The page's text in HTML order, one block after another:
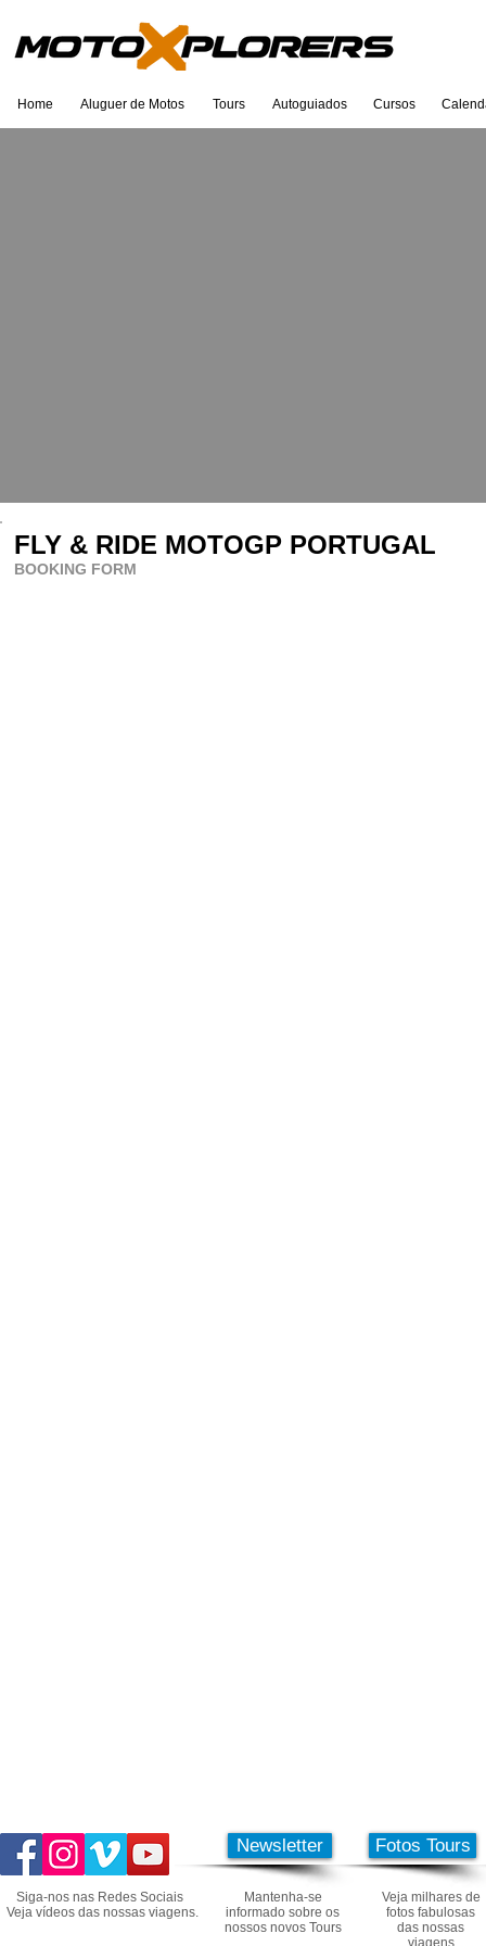
Home Aluguer de Motos Tours Autoguiados Cursos
FLY & RIDE MOTOGP PORTUGAL
BOOKING FORM
Newsletter
Siga-nos nas Redes Sociais
Veja vídeos das nossas viagens.
Mantenha-se
informado sobre os
nossos novos Tours
Fotos Tours
Veja milhares de
fotos fabulosas
das nossas
viagens